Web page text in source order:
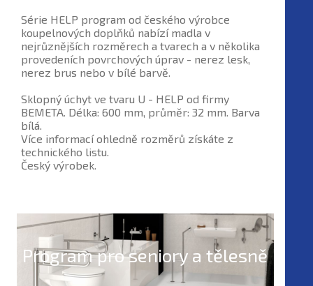
Série HELP program od českého výrobce
koupelnových doplňků nabízí madla v
nejrůznějších rozměrech a tvarech a v několika
provedeních povrchových úprav - nerez lesk,
nerez brus nebo v bílé barvě.
Sklopný úchyt ve tvaru U - HELP od firmy
BEMETA. Délka: 600 mm, průměr: 32 mm. Barva
bílá.
Více informací ohledně rozměrů získáte z
technického listu.
Český výrobek.
Program pro seniory a tělesně